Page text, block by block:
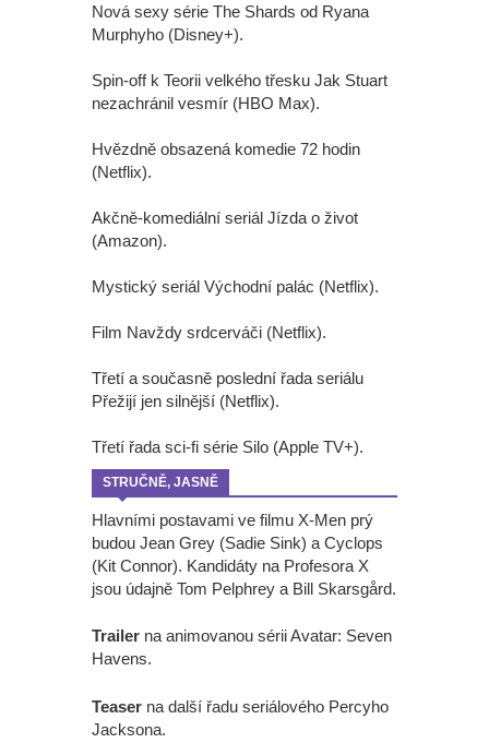
Nová sexy série The Shards od Ryana
Murphyho (Disney+).
Spin-off k Teorii velkého třesku Jak Stuart
nezachránil vesmír (HBO Max).
Hvězdně obsazená komedie 72 hodin
(Netflix).
Akčně-komediální seriál Jízda o život
(Amazon).
Mystický seriál Východní palác (Netflix).
Film Navždy srdcerváči (Netflix).
Třetí a současně poslední řada seriálu
Přežijí jen silnější (Netflix).
Třetí řada sci-fi série Silo (Apple TV+).
STRUČNĚ, JASNĚ
Hlavními postavami ve filmu X-Men prý
budou Jean Grey (Sadie Sink) a Cyclops
(Kit Connor). Kandidáty na Profesora X
jsou údajně Tom Pelphrey a Bill Skarsgård.
Trailer na animovanou sérii Avatar: Seven
Havens.
Teaser na další řadu seriálového Percyho
Jacksona.